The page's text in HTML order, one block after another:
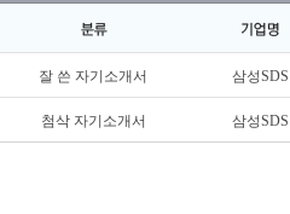
잘 쓴 자기소개서 삼성SDS
첨삭 자기소개서 삼성SDS